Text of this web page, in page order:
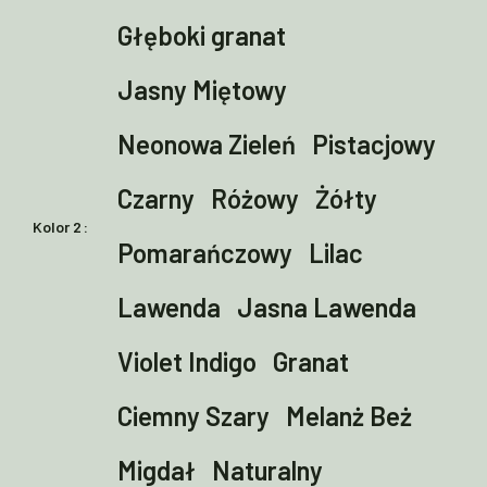
Kolor 2
Głęboki granat
Jasny Miętowy
Neonowa Zieleń
Pistacjowy
Czarny
Różowy Żółty
Pomarańczowy
Lilac
Lawenda Jasna Lawenda
Violet Indigo Granat
Ciemny Szary
Melanż Beż
Migdał
Naturalny